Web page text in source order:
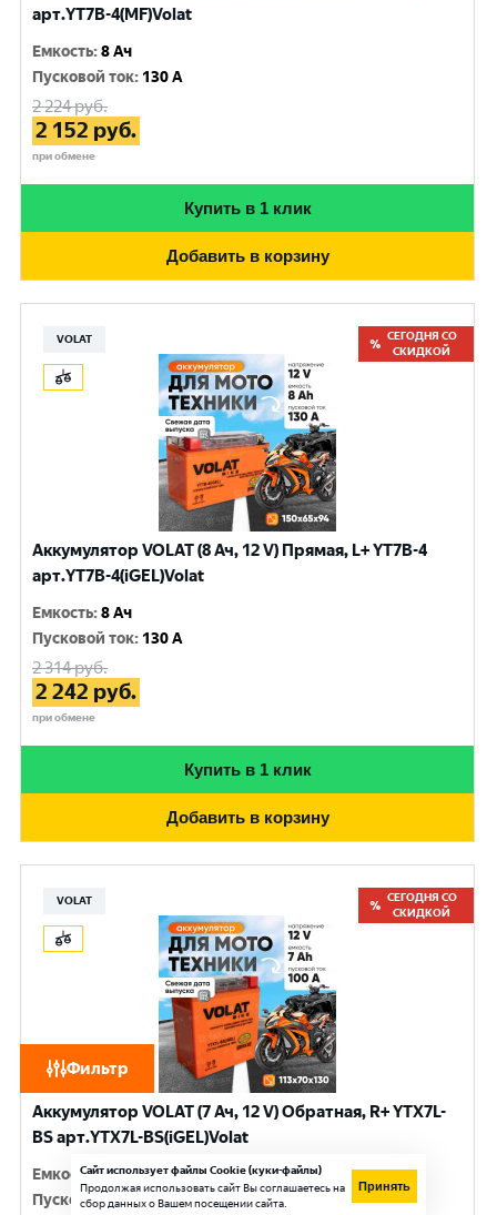
Фильтр
арт.YT7B-4(MF)Volat
Емкость:8 Ач
Пусковой ток: 130 A
2 224руб.
2 152 руб.
при обмене
Купить в 1 клик
Добавить в корзину
VOLAT
СЕГОДНЯ СО
СКИДКОЙ
Аккумулятор VOLAT (8 Ач, 12 V) Прямая, L+ YT7B-4
арт.YT7B-4(iGEL)Volat
Емкость:8 Ач
Пусковой ток: 130 A
2 314руб.
2 242 руб.
при обмене
Купить в 1 клик
Добавить в корзину
VOLAT
СЕГОДНЯ СО
СКИДКОЙ
Аккумулятор VOLAT (7 Ач, 12 V) Обратная, R+ YTX7L-
BS арт.YTX7L-BS(iGEL)Volat
Емкость:7 Ач
Пусковой ток:100 A
Сайт использует файлы Cookie (куки-файлы)
Продолжая использовать сайт Вы соглашаетесь на
сбор данных о Вашем посещении сайта.
Принять